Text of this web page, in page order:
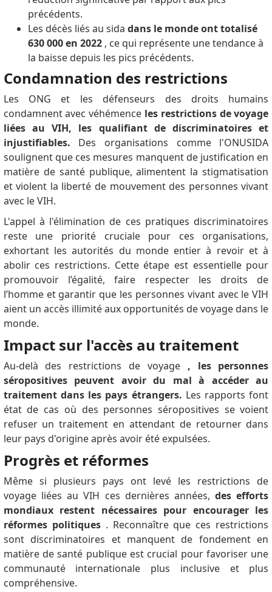
précédents.
Les décès liés au sida dans le monde ont totalisé
630 000 en 2022, ce qui représente une tendance à
la baisse depuis les pics précédents.
Condamnation des restrictions
Les ONG et les défenseurs des droits humains
condamnent avec véhémence les restrictions de voyage
liées au VIH, les qualifiant de discriminatoires et
injustifiables. Des organisations comme l'ONUSIDA
soulignent que ces mesures manquent de justification en
matière de santé publique, alimentent la stigmatisation
et violent la liberté de mouvement des personnes vivant
avec le VIH.
L'appel à l'élimination de ces pratiques discriminatoires
reste une priorité cruciale pour ces organisations,
exhortant les autorités du monde entier à revoir et à
abolir ces restrictions. Cette étape est essentielle pour
promouvoir l’égalité, faire respecter les droits de
l’homme et garantir que les personnes vivant avec le VIH
aient un accès illimité aux opportunités de voyage dans le
monde.
Impact sur l'accès au traitement
Au-delà des restrictions de voyage , les personnes
séropositives peuvent avoir du mal à accéder au
traitement dans les pays étrangers. Les rapports font
état de cas où des personnes séropositives se voient
refuser un traitement en attendant de retourner dans
leur pays d'origine après avoir été expulsées.
Progrès et réformes
Même si plusieurs pays ont levé les restrictions de
voyage liées au VIH ces dernières années,des efforts
mondiaux restent nécessaires pour encourager les
réformes politiques. Reconnaître que ces restrictions
sont discriminatoires et manquent de fondement en
matière de santé publique est crucial pour favoriser une
communauté internationale plus inclusive et plus
compréhensive.